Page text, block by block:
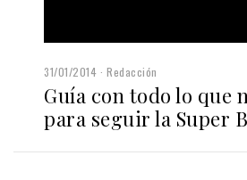
31/01/2014 Redacción
Guía con todo lo que
para seguir la Super